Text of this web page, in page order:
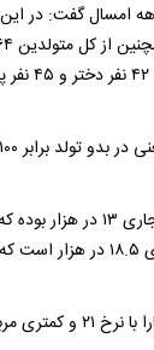
درصد افزایش یافته است. متوسط
درصد است.